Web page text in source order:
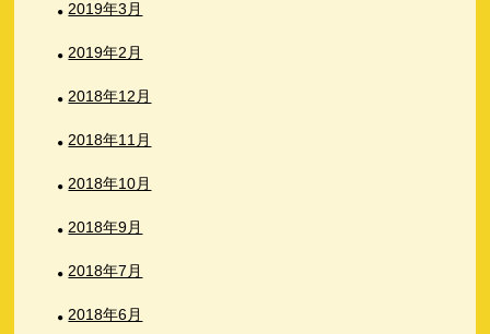
2019年3月
2019年2月
2018年12月
2018年11月
2018年10月
2018年9月
2018年7月
2018年6月